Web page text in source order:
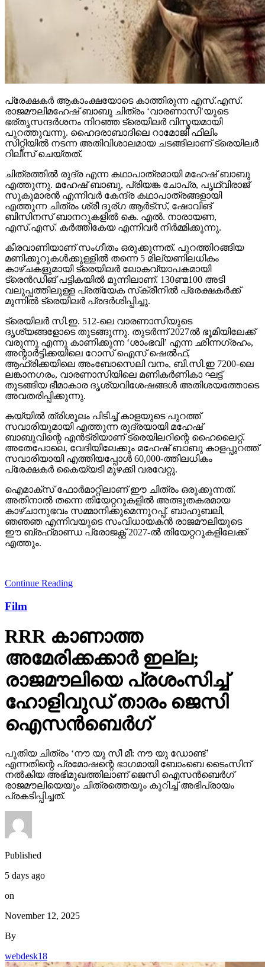
പ്രേക്ഷകര്‍ ആകാംക്ഷയോടെ കാത്തിരുന്ന എസ്.എസ്.
ഭര്തൃസന്ദര്‍ശനം നിറഞ്ഞ ട്രെയിലര്‍ വിസ്മയമായി
പുറത്തുവന്നു. ഹൈദരാബാദിലെ റാമോജി ഫിലിം
സിറ്റിയില്‍ നടന്ന അതിവിശാലമായ ചടങ്ങിലാണ് ട്രെയിലര്‍
റിലീസ് ചെയ്തത്.
ചിത്രത്തില്‍ രുദ്ര എന്ന കഥാപാത്രമായി മഹേഷ് ബാബു
സുകുമാരന്‍ എന്നിവര്‍ കേന്ദ്ര കഥാപാത്രങ്ങളായി
എത്തുന്ന ചിത്രം ശ്രീ ദുര്ഗ ആര്‍ട്‌സ്, ഷോവിങ്
ബിസിനസ് ബാനറുകളില്‍ കെ. എല്‍. നാരായണ,
എസ്.എസ്. കര്‍ത്തികേയ എന്നിവര്‍ നിര്‍മ്മിക്കുന്നു.
കീരവാണിയാണ് സംഗീതം ഒരുക്കുന്നത്. പുറത്തിറങ്ങിയ
മണിക്കൂറുകള്‍ക്കുള്ളില്‍ തന്നെ 5 മില്യണിലധികം
കാഴ്ചകളുമായി ട്രെയിലര്‍ ലോകവ്യാപകമായി
ട്രെന്‍ഡിങ് പട്ടികയില്‍ മുന്നിലാണ്. 130ണ്മ100 അടി
വലുപ്പത്തിലുള്ള പ്രത്യേക സ്‌ക്രീനില്‍ പ്രേക്ഷകര്‍ക്ക്
മുന്നില്‍ ട്രെയിലര്‍ പ്രദര്‍ശിപ്പിച്ചു.
ട്രെയിലര്‍ സി.ഇ. 512-ലെ വാരണാസിയുടെ
ദൃശ്യങ്ങളോടെ തുടങ്ങുന്നു. തുടര്‍ന്ന് 2027ല്‍ ഭൂമിയിലേക്ക്
വരുന്നു എന്നു കാണിക്കുന്ന ‘ശാംഭവി’ എന്ന ഛിന്നഗ്രഹം,
അന്റാര്‍ട്ടിക്കയിലെ റോസ് ഐസ് ഷെല്‍ഫ്,
ആഫ്രിക്കയിലെ അംബോസെലി വനം, ബി.സി.ഇ 7200-ലെ
ലങ്കാനഗരം, വാരണാസിയിലെ മണികര്‍ണികാ ഘട്ട്
തുടങ്ങിയ ഭീമാകാര ദൃശ്യവിശേഷങ്ങള്‍ അതിശയത്തോടെ
അവതരിപ്പിക്കുന്നു.
കയ്യില്‍ ത്രിശൂലം പിടിച്ച് കാളയുടെ പുറത്ത്
സവാരിയുമായി എത്തുന്ന രുദ്രയായി മഹേഷ്
ബാബുവിന്റെ എന്‍ട്രിയാണ് ട്രെയിലറിന്റെ ഹൈലൈറ്റ്.
അതേപോലെ, വേദിയിലേക്കും മഹേഷ് ബാബു കാളപ്പുറത്ത്
സവാരിയായി എത്തിയപ്പോള്‍ 60,000-ത്തിലധികം
പ്രേക്ഷകര്‍ കൈയ്യടി മുഴക്കി വരവേറ്റു.
ഐമാക്‌സ് ഫോര്‍മാറ്റിലാണ് ഈ ചിത്രം ഒരുക്കുന്നത്.
അതിനാല്‍ തന്നെ തിയേറ്ററുകളില്‍ അത്ഭുതകരമായ
കാഴ്ചാനുഭവം സമ്മാനിക്കുമെന്നുറപ്പ്. ബാഹുബലി,
ഞഞഞ എന്നിവയുടെ സംവിധായകന്‍ രാജമൗലിയുടെ
ഈ ബ്രഹ്‌മാണ്ഡ പ്രോജക്റ്റ് 2027-ല്‍ തിയേറ്ററുകളിലേക്ക്
എത്തും.
Film
RRR കാണാത്ത
അമേരിക്കക്കാര്‍ ഇല്ല;
രാജമൗലിയെ പ്രശംസിച്ച്
ഹോളിവുഡ് താരം ജെസി
ഐസന്‍ബെര്‍ഗ്
പുതിയ ചിത്രം ‘നൗ യു സീ മീ: നൗ യു ഡോണ്ട്’
നല്‍കിയ അഭിമുഖത്തിലാണ് ജെസി ഐസന്‍ബെര്‍ഗ്
രാജമൗലിയെയും ചിത്രത്തെയും കുറിച്ച് അഭിപ്രായം
പ്രകടിപ്പിച്ചത്.
Published
5 days ago
on
November 12, 2025
By
webdesk18